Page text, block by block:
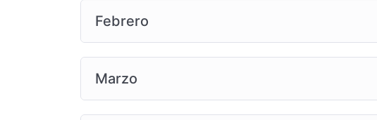
Febrero
Marzo